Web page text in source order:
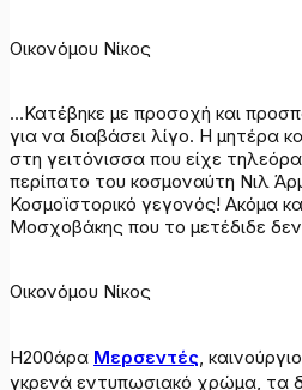
Οικονόμου Νίκος
…Κατέβηκε με προσοχή και
για να διαβάσει λίγο. Η μητέρα
στη γειτόνισσα που είχε
περίπατο του κοσμοναύτη Νιλ
Κοσμοϊστορικό γεγονός! Ακόμα
Μοσχοβάκης που το μετέδιδε
Οικονόμου Νίκος
Η200άρα Μερσεντές ,
γκρενά εντυπωσιακό χρώμα, τα